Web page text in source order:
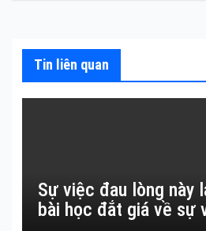
viết
Tin liên quan
Sự việc đau lòng này
bài học đắt giá về sự